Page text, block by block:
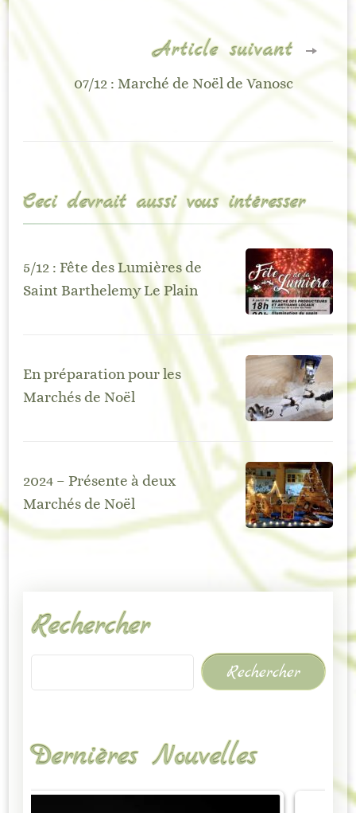
Article suivant
07/12 : Marché de Noël de Vanosc
Ceci devrait aussi vous intéresser
5/12 : Fête des Lumières de
Saint Barthelemy Le Plain
En préparation pour les
Marchés de Noël
2024 – Présente à deux
Marchés de Noël
Rechercher
Rechercher
Dernières Nouvelles